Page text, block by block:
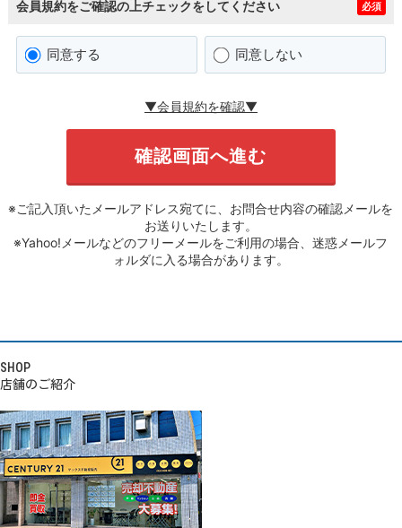
会員規約をご確認の上チェックをしてください 必須
同意する 同意しない
▼会員規約を確認▼
※ご記入頂いたメールアドレス宛てに、お問合せ内容の確認メールを
お送りいたします。
※Yahoo!メールなどのフリーメールをご利用の場合、迷惑メールフ
ォルダに入る場合があります。
SHOP
店舗のご紹介